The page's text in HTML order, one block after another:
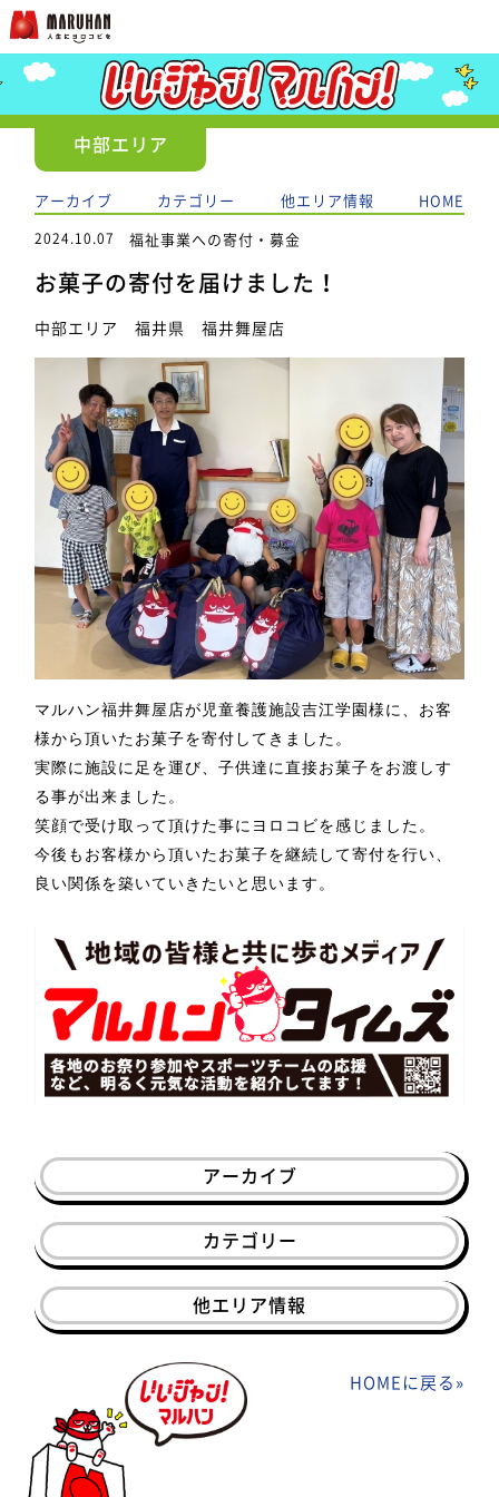
中部エリア
アーカイブ カテゴリー 他エリア情報 HOME
2024.10.07 福祉事業への寄付・募金
お菓子の寄付を届けました！
中部エリア 福井県 福井舞屋店
マルハン福井舞屋店が児童養護施設吉江学園様 に、お客
様から頂いたお菓子を寄付してきました。
実際に施設に足を運び、子供達に直接お菓子をお渡しす
る事が出来ました。
笑顔で受け取って頂けた事にヨロコビを感じました。
今後もお客様から頂いたお菓子を継続して寄付を行い、
良い関係を築いていきたいと思います。
アーカイブ
カテゴリー
他エリア情報
HOMEに戻る»